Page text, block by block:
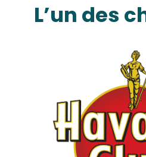
L’un des